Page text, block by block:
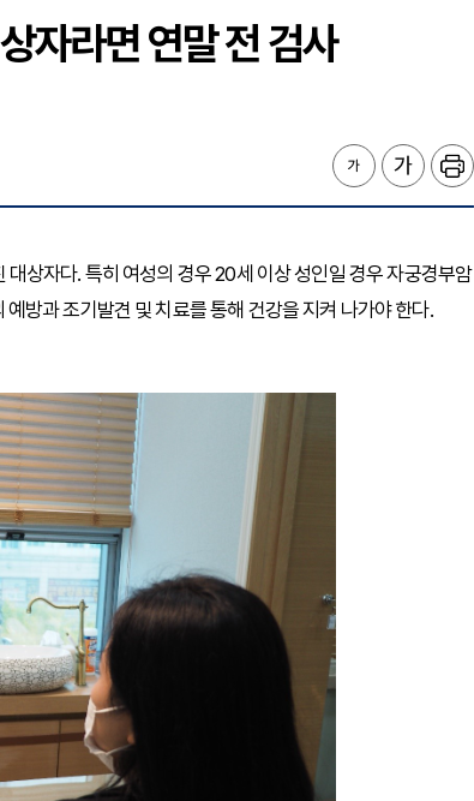
자라면 연말 전 검사
상자다. 특히 여성의 경우 20세 이상 성인일 경우 자궁경부암
방과 조기발견 및 치료를 통해 건강을 지켜 나가야 한다.